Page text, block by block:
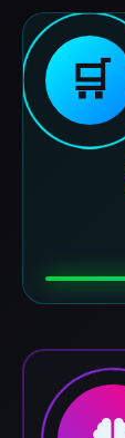
🛒